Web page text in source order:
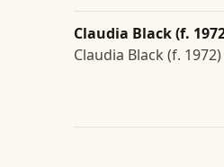
Claudia Black (f.
Claudia Black (f.